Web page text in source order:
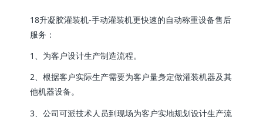
18升凝胶灌装机-手动灌装机更快速的自动称重设备售后
服务：
1、为客户设计生产制造流程。
2、根据客户实际生产需要为客户量身定做灌装机器及其
他机器设备。
3、公司可派技术人员到现场为客户实地规划设计生产流